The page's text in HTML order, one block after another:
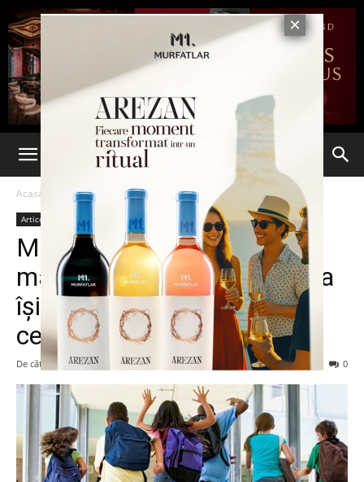
Acasă Articole
Articole Deschidere
Municipalitatea a luat toate
măsurile pentru ca școlile sa
își reînceapă activitatea in
cele mai sigure condiții
De către Eva MIRON 7 noiembrie 2021 0